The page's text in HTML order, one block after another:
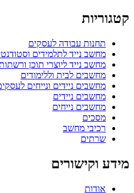
עבודה לעסקים
נייד לתלמידים וסטודנטים
נייד ליוצרי תוכן ורשתות חברתיות
לבית וללימודים
ניידים ונייחים לעסקים
ניידים
נייחים
מחשב